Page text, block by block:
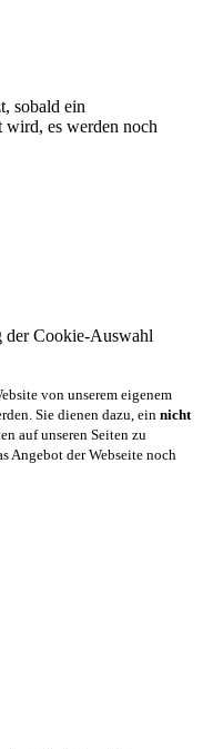
sobald ein
wird, es werden noch
der Cookie-Auswahl
von unserem eigenem
Sie dienen dazu, ein nicht
auf unseren Seiten zu
Angebot der Webseite noch